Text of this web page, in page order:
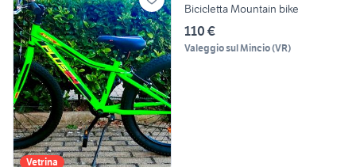
Vetrina
Bicicletta Mountain bike
110 €
Valeggio sul Mincio(VR)